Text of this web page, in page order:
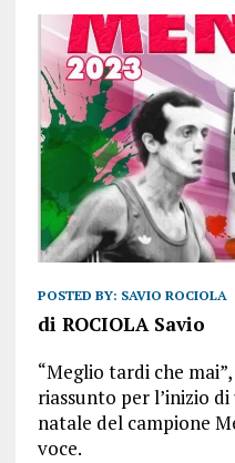
POSTED BY: SAVIO ROCIOLA
di ROCIOLA Savio
“Meglio tardi che
riassunto per l’inizio
natale del campione
voce.